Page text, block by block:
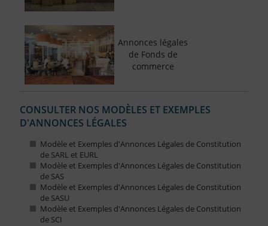
Annonces légales
de Fonds de
commerce
CONSULTER NOS MODÈLES ET EXEMPLES
D'ANNONCES LÉGALES
Modèle et Exemples d'Annonces Légales de Constitution
de SARL et EURL
Modèle et Exemples d'Annonces Légales de Constitution
de SAS
Modèle et Exemples d'Annonces Légales de Constitution
de SASU
Modèle et Exemples d'Annonces Légales de Constitution
de SCI